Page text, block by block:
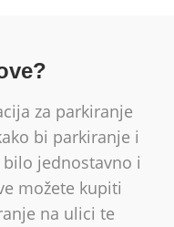
za parkiranje
bi parkiranje i
jednostavno i
možete kupiti
na ulici te